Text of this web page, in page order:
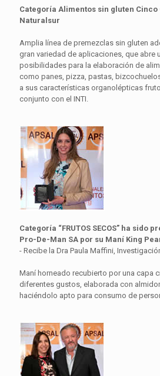
Categoría Alimentos sin gluten Cinco
Naturalsur
Amplia línea de premezclas sin gluten
gran variedad de aplicaciones, que abre
posibilidades para la elaboración de
como panes, pizza, pastas,
a sus características organolépticas
conjunto con el INTI.
Categoría “FRUTOS SECOS” ha sido
Pro-De-Man SA por su Maní King
- Recibe la Dra Paula Maffini,
Maní horneado recubierto por una capa
diferentes gustos, elaborada con
haciéndolo apto para consumo de